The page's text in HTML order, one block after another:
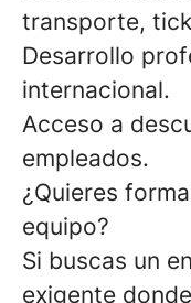
transporte,
Desarrollo
internacional.
Acceso a
empleados.
¿Quieres
equipo?
Si buscas un
exigente